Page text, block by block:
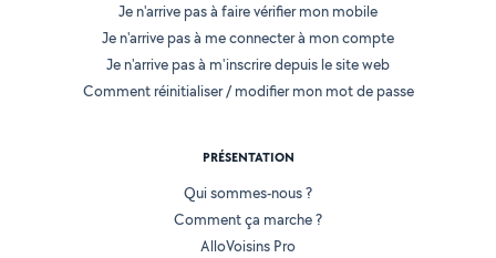
Je n'arrive pas à faire vérifier mon mobile
Je n'arrive pas à me connecter à mon compte
Je n'arrive pas à m'inscrire depuis le site web
Comment réinitialiser / modifier mon mot de passe
PRÉSENTATION
Qui sommes-nous ?
Comment ça marche ?
AlloVoisins Pro